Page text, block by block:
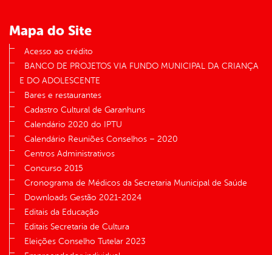
Mapa do Site
Acesso ao crédito
BANCO DE PROJETOS VIA FUNDO MUNICIPAL DA CRIANÇA
E DO ADOLESCENTE
Bares e restaurantes
Cadastro Cultural de Garanhuns
Calendário 2020 do IPTU
Calendário Reuniões Conselhos – 2020
Centros Administrativos
Concurso 2015
Cronograma de Médicos da Secretaria Municipal de Saúde
Downloads Gestão 2021-2024
Editais da Educação
Editais Secretaria de Cultura
Eleições Conselho Tutelar 2023